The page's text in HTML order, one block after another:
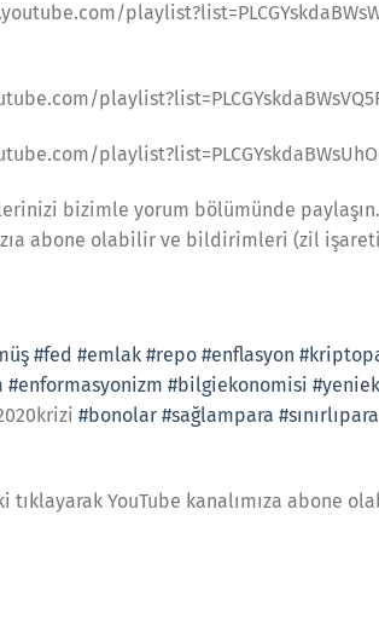
bizimle yorum bölümünde paylaşın.
abone olabilir ve bildirimleri (zil
#fed #emlak #repo #enflasyon
#enformasyonizm #bilgiekonomisi
#bonolar #sağlampara #sınırlıpara
tıklayarak YouTube kanalımıza abone